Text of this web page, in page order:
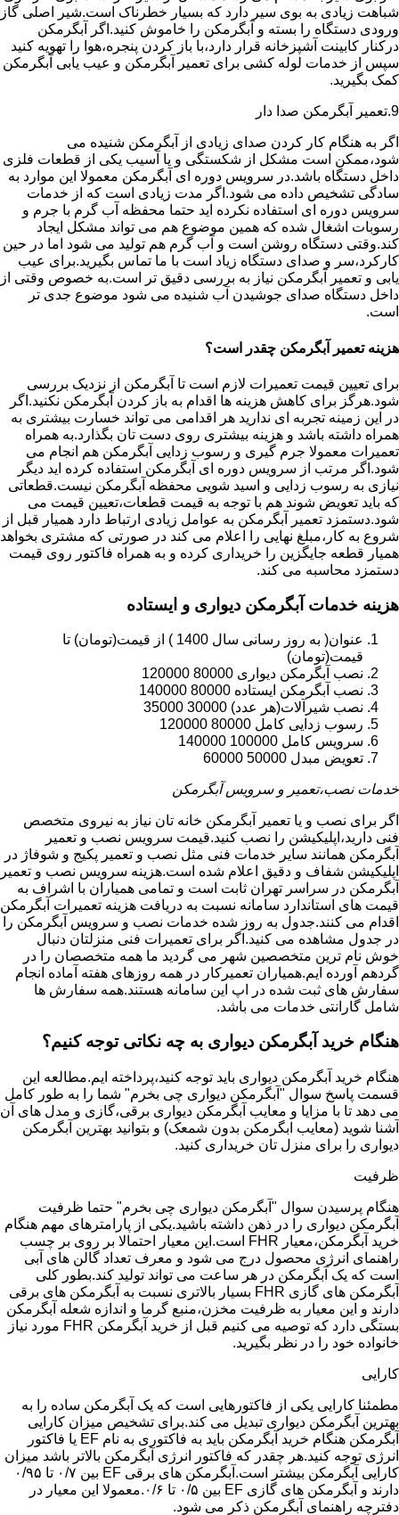
شباهت زیادی به بوی سیر دارد که بسیار خطرناک است.شیر اصلی گاز
ورودی دستگاه را بسته و آبگرمکن را خاموش کنید.اگر آبگرمکن
درکنار کابینت آشپزخانه قرار دارد،با باز کردن پنجره،هوا را تهویه کنید
سپس از خدمات لوله کشی برای تعمیر آبگرمکن و عیب یابی آبگرمکن
کمک بگیرید.
9.تعمیر آبگرمکن صدا دار
اگر به هنگام کار کردن صدای زیادی از آبگرمکن شنیده می
شود،ممکن است مشکل از شکستگی و یا آسیب یکی از قطعات فلزی
داخل دستگاه باشد.در سرویس دوره ای آبگرمکن معمولا این موارد به
سادگی تشخیص داده می شود.اگر مدت زیادی است که از خدمات
سرویس دوره ای استفاده نکرده اید حتما محفظه آب گرم با جرم و
رسوبات اشغال شده که همین موضوع هم می تواند مشکل ایجاد
کند.وقتی دستگاه روشن است و آب گرم هم تولید می شود اما در حین
کارکرد،سر و صدای دستگاه زیاد است با ما تماس بگیرید.برای عیب
یابی و تعمیر آبگرمکن نیاز به بررسی دقیق تر است.به خصوص وقتی از
داخل دستگاه صدای جوشیدن آب شنیده می شود موضوع جدی تر
است.
هزینه تعمیر آبگرمکن چقدر است؟
برای تعیین قیمت تعمیرات لازم است تا آبگرمکن از نزدیک بررسی
شود.هرگز برای کاهش هزینه ها اقدام به باز کردن آبگرمکن نکنید.اگر
در این زمینه تجربه ای ندارید هر اقدامی می تواند خسارت بیشتری به
همراه داشته باشد و هزینه بیشتری روی دست تان بگذارد.به همراه
تعمیرات معمولا جرم گیری و رسوب زدایی آبگرمکن هم انجام می
شود.اگر مرتب از سرویس دوره ای آبگرمکن استفاده کرده اید دیگر
نیازی به رسوب زدایی و اسید شویی محفظه آبگرمکن نیست.قطعاتی
که باید تعویض شوند هم با توجه به قیمت قطعات،تعیین قیمت می
شود.دستمزد تعمیر آبگرمکن به عوامل زیادی ارتباط دارد همیار قبل از
شروع به کار،مبلغ نهایی را اعلام می کند در صورتی که مشتری بخواهد
همیار قطعه جایگزین را خریداری کرده و به همراه فاکتور روی قیمت
دستمزد محاسبه می کند.
هزینه خدمات آبگرمکن دیواری و ایستاده
عنوان( به روز رسانی سال 1400 ) از قیمت(تومان) تا
قیمت(تومان)
نصب آبگرمکن دیواری 80000 120000
نصب آبگرمکن ایستاده 80000 140000
نصب شیرآلات(هر عدد) 30000 35000
رسوب زدایی کامل 80000 120000
سرویس کامل 100000 140000
تعویض مبدل 50000 60000
خدمات نصب،تعمیر و سرویس آبگرمکن
اگر برای نصب و یا تعمیر آبگرمکن خانه تان نیاز به نیروی متخصص
فنی دارید،اپلیکیشن را نصب کنید.قیمت سرویس نصب و تعمیر
آبگرمکن همانند سایر خدمات فنی مثل نصب و تعمیر پکیج و شوفاژ در
اپلیکیشن شفاف و دقیق اعلام شده است.هزینه سرویس نصب و تعمیر
آبگرمکن در سراسر تهران ثابت است و تمامی همیاران با اشراف به
قیمت های استاندارد سامانه نسبت به دریافت هزینه تعمیرات آبگرمکن
اقدام می کنند.جدول به روز شده خدمات نصب و سرویس آبگرمکن را
در جدول مشاهده می کنید.اگر برای تعمیرات فنی منزلتان دنبال
خوش نام ترین متخصصین شهر می گردید ما همه متخصصان را در
گردهم آورده ایم.همیاران تعمیرکار در همه روزهای هفته آماده انجام
سفارش های ثبت شده در اپ این سامانه هستند.همه سفارش ها
شامل گارانتی خدمات می باشد.
هنگام خرید آبگرمکن دیواری به چه نکاتی توجه کنیم؟
هنگام خرید آبگرمکن دیواری باید توجه کنید،پرداخته ایم.مطالعه این
قسمت پاسخ سوال "آبگرمکن دیواری چی بخرم" شما را به طور کامل
می دهد تا با مزایا و معایب آبگرمکن دیواری برقی،گازی و مدل های آن
آشنا شوید (معایب ابگرمکن بدون شمعک) و بتوانید بهترین آبگرمکن
دیواری را برای منزل تان خریداری کنید.
ظرفیت
هنگام پرسیدن سوال "آبگرمکن دیواری چی بخرم" حتما ظرفیت
آبگرمکن دیواری را در ذهن داشته باشید.یکی از پارامترهای مهم هنگام
خرید آبگرمکن،معیار FHR است.این معیار احتمالا بر روی بر چسب
راهنمای انرژی محصول درج می شود و معرف تعداد گالن های آبی
است که یک آبگرمکن در هر ساعت می تواند تولید کند.بطور کلی
آبگرمکن های گازی FHR بسیار بالاتری نسبت به آبگرمکن های برقی
دارند و این معیار به ظرفیت مخزن،منبع گرما و اندازه شعله آبگرمکن
بستگی دارد که توصیه می کنیم قبل از خرید آبگرمکن FHR مورد نیاز
خانواده خود را در نظر بگیرید.
کارایی
مطمئنا کارایی یکی از فاکتورهایی است که یک آبگرمکن ساده را به
بهترین آبگرمکن دیواری تبدیل می کند.برای تشخیص میزان کارایی
آبگرمکن هنگام خرید آبگرمکن باید به فاکتوری به نام EF یا فاکتور
انرژی توجه کنید.هر چقدر که فاکتور انرژی آبگرمکن بالاتر باشد میزان
کارایی آبگرمکن بیشتر است.آبگرمکن های برقی EF بین ۰/۷ تا ۰/۹۵
دارند و آبگرمکن های گازی EF بین ۰/۵ تا ۰/۶.معمولا این معیار در
دفترچه راهنمای آبگرمکن ذکر می شود.